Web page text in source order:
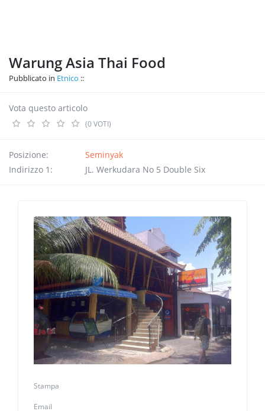
Warung Asia Thai Food
Pubblicato in Etnico
Vota questo articolo
(0 VOTI)
Posizione:
Seminyak
Indirizzo 1:
JL. Werkudara No 5 Double Six
Stampa
Email